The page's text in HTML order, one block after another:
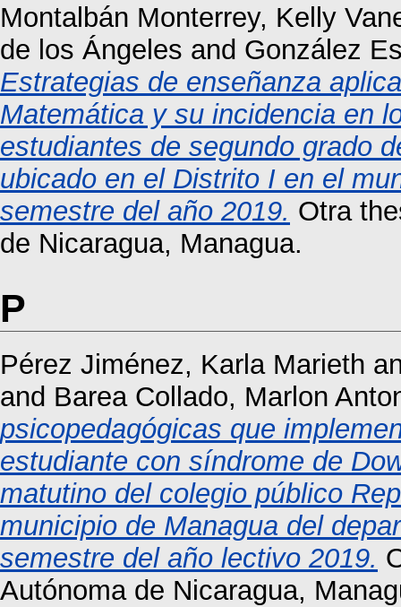
Montalbán Monterrey, Kelly
de los Ángeles and González
Estrategias de enseñanza
Matemática y su incidencia en
estudiantes de segundo grado
ubicado en el Distrito I en el
semestre del año 2019. Otra
de Nicaragua, Managua.
P
Pérez Jiménez, Karla Marieth
and Barea Collado, Marlon
psicopedagógicas que
estudiante con síndrome de
matutino del colegio público
municipio de Managua del
semestre del año lectivo 2019.
Autónoma de Nicaragua,